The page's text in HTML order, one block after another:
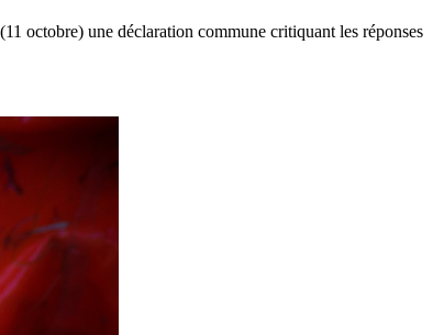
octobre) une déclaration commune critiquant les réponses